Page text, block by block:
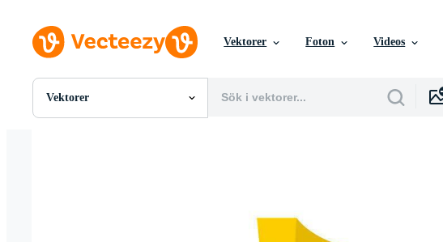
Vektorer Foton Videos
Vektorer
Alla Bilder